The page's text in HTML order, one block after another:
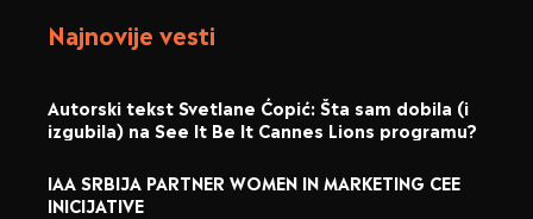
Najnovije vesti
Autorski tekst Svetlane Ćopić: Šta sam dobila (i
izgubila) na See It Be It Cannes Lions programu?
IAA SRBIJA PARTNER WOMEN IN MARKETING CEE
INICIJATIVE